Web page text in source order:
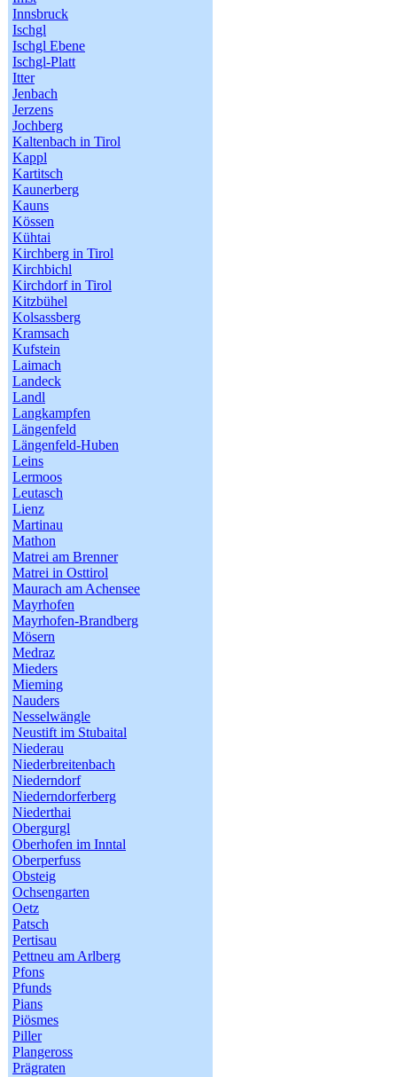
Innsbruck
Ischgl
Ischgl Ebene
Ischgl-Platt
Itter
Jenbach
Jerzens
Jochberg
Kaltenbach in Tirol
Kappl
Kartitsch
Kaunerberg
Kauns
Kössen
Kühtai
Kirchberg in Tirol
Kirchbichl
Kirchdorf in Tirol
Kitzbühel
Kolsassberg
Kramsach
Kufstein
Laimach
Landeck
Landl
Langkampfen
Längenfeld
Längenfeld-Huben
Leins
Lermoos
Leutasch
Lienz
Martinau
Mathon
Matrei am Brenner
Matrei in Osttirol
Maurach am Achensee
Mayrhofen
Mayrhofen-Brandberg
Mösern
Medraz
Mieders
Mieming
Nauders
Nesselwängle
Neustift im Stubaital
Niederau
Niederbreitenbach
Niederndorf
Niederndorferberg
Niederthai
Obergurgl
Oberhofen im Inntal
Oberperfuss
Obsteig
Ochsengarten
Oetz
Patsch
Pertisau
Pettneu am Arlberg
Pfons
Pfunds
Pians
Piösmes
Piller
Plangeross
Prägraten